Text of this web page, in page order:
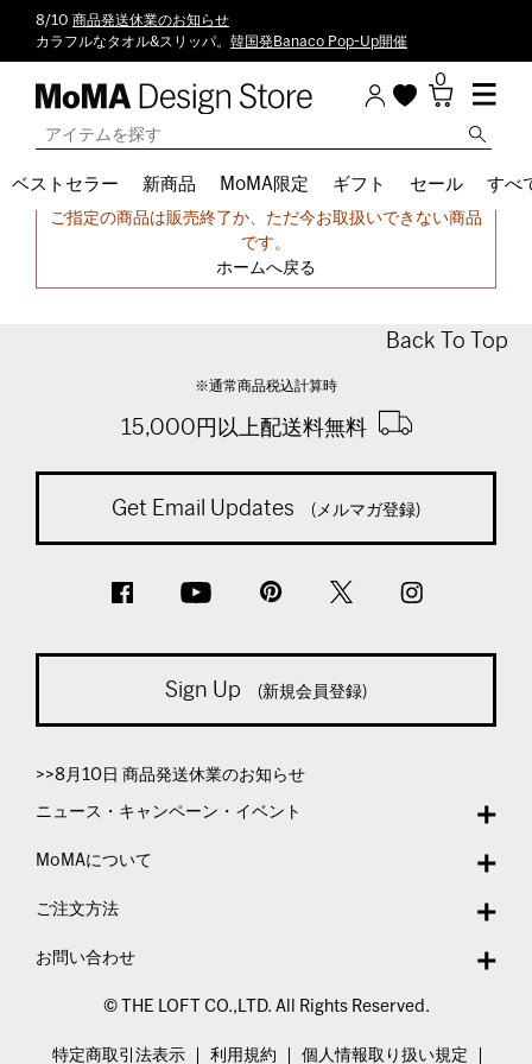
8/10 商品発送休業のお知らせ
カラフルなタオル&スリッパ。 韓国発Banaco Pop-Up開催
0
ベストセラー 新商品 MoMA限定 ギフト セール すべ
申し訳ございません。
ご指定の商品は販売終了か、ただ今お取扱いできない商品
です。
ホームへ戻る
Back To Top
※通常商品税込計算時
15,000円以上配送料無料
Get Email Updates (メルマガ登録)
Sign Up (新規会員登録)
>>8月10日 商品発送休業のお知らせ
ニュース・キャンペーン・イベント
MoMAについて
ご注文方法
お問い合わせ
© THE LOFT CO.,LTD. All Rights Reserved.
特定商取引法表示 利用規約 個人情報取り扱い規定